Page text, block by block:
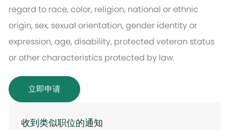
regard to race, color, religion, national or ethnic
origin, sex, sexual orientation, gender identity or
expression, age, disability, protected veteran status
or other characteristics protected by law.
立即申请
收到类似职位的通知